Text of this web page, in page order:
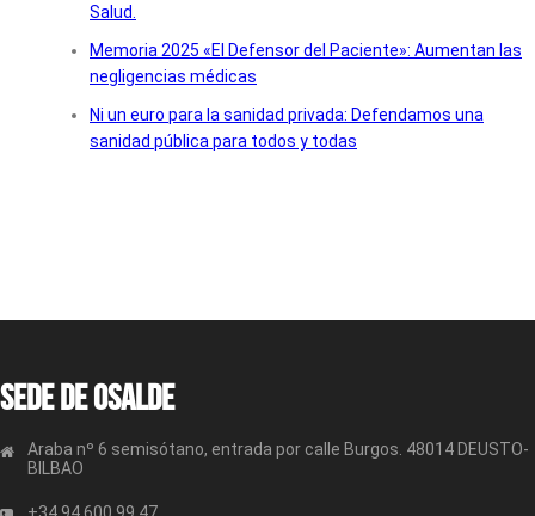
Salud.
Memoria 2025 «El Defensor del Paciente»: Aumentan las
negligencias médicas
Ni un euro para la sanidad privada: Defendamos una
sanidad pública para todos y todas
Sede de OSALDE
Araba nº 6 semisótano, entrada por calle Burgos. 48014 DEUSTO-
BILBAO
+34 94 600 99 47